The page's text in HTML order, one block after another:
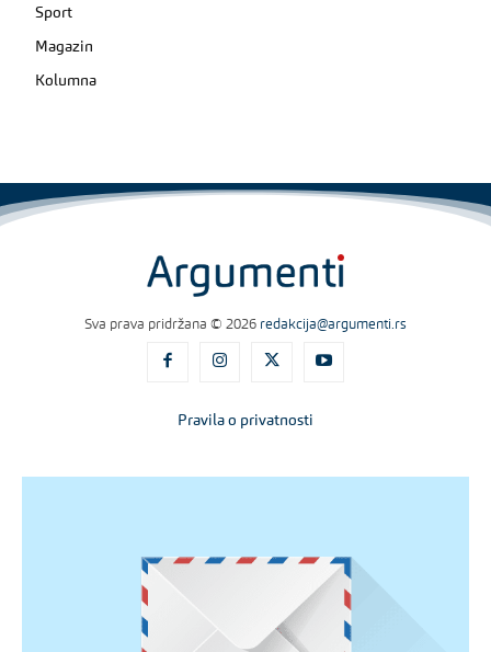
Sport
Magazin
Kolumna
Sva prava pridržana © 2026 redakcija@argumenti.rs
Pravila o privatnosti